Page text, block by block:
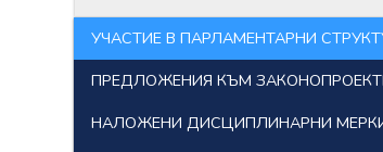
УЧАСТИЕ В ПАРЛАМЕНТАРНИ
ПРЕДЛОЖЕНИЯ КЪМ
НАЛОЖЕНИ ДИСЦИПЛИНАРНИ